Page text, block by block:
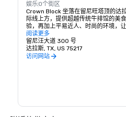
娱乐0个街区
Crown Block 坐落在留尼旺塔顶的达
际线上方，提供超越传统牛排馆的美
验，再加上平易近人、时尚的环境，
烧烤、烤制和烤制的食物尽情享用。牛
海鲜和植物性美食之间的完美平衡，食
自当地农场、牧场和墨西哥湾。Rare
计划包括一系列产品，包括优质牛肉、
阅读更多
留尼汪大道 300 号
达拉斯, TX, US 75217
访问网站